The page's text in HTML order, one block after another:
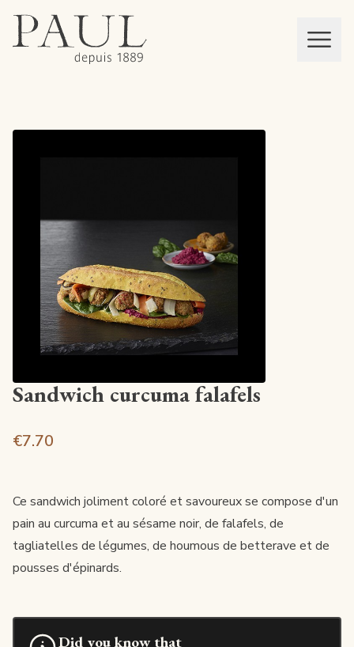
Mon panier
Sandwich curcuma falafels
€7.70
Ce sandwich joliment coloré et savoureux se compose d'un
pain au curcuma et au sésame noir, de falafels, de
tagliatelles de légumes, de houmous de betterave et de
pousses d'épinards.
Did you know that